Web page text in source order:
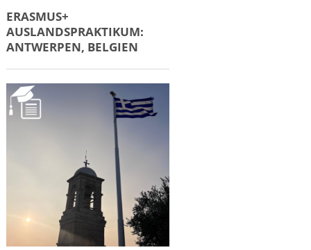
ERASMUS+
AUSLANDSPRAKTIKUM:
ANTWERPEN, BELGIEN